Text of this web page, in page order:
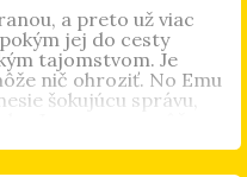
a preto už viac
jej do cesty
tajomstvom. Je
nič ohroziť. No Emu
šokujúcu správu,